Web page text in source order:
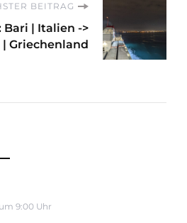
BEITRAG
Bari | Italien ->
Griechenland
9:00 Uhr